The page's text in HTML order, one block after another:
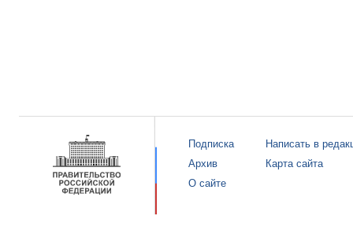
Подписка
Архив
О сайте
Написать в
Карта сайта